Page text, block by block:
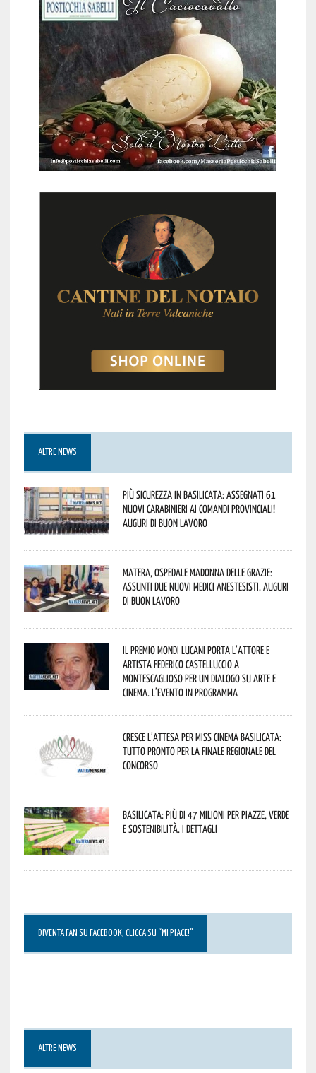
ALTRE NEWS
Più sicurezza in Basilicata: assegnati 61
nuovi Carabinieri ai Comandi provinciali!
Auguri di buon lavoro
Matera, Ospedale Madonna delle Grazie:
assunti due nuovi medici anestesisti. Auguri
di buon lavoro
Il Premio Mondi Lucani porta l’attore e
artista Federico Castelluccio a
Montescaglioso per un dialogo su arte e
cinema. L’evento in programma
Cresce l’attesa per Miss Cinema Basilicata:
tutto pronto per la finale regionale del
concorso
Basilicata: più di 47 milioni per piazze, verde
e sostenibilità. I dettagli
DIVENTA FAN SU FACEBOOK, CLICCA SU “MI PIACE!”
ALTRE NEWS